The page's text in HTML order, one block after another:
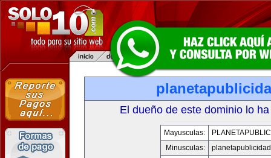
El dueño de este dominio lo
Mayusculas:
Minusculas: